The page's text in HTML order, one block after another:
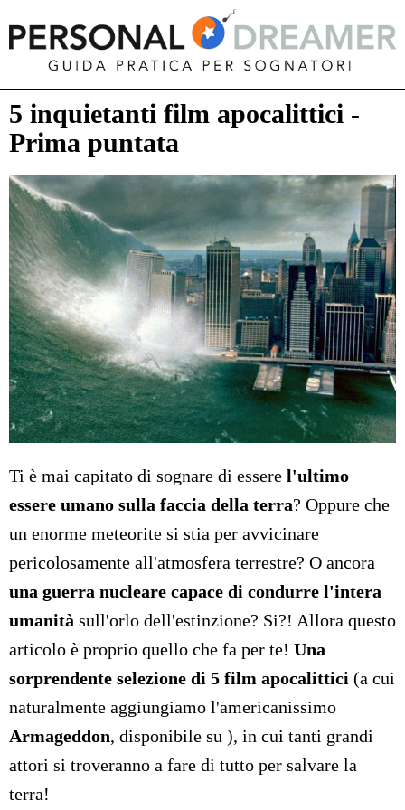
5 inquietanti film apocalittici -
Prima puntata
Ti è mai capitato di sognare di essere l'ultimo
essere umano sulla faccia della terra? Oppure che
un enorme meteorite si stia per avvicinare
pericolosamente all'atmosfera terrestre? O ancora
una guerra nucleare capace di condurre l'intera
umanità sull'orlo dell'estinzione? Si?! Allora questo
articolo è proprio quello che fa per te! Una
sorprendente selezione di 5 film apocalittici (a cui
naturalmente aggiungiamo l'americanissimo
Armageddon, disponibile su ), in cui tanti grandi
attori si troveranno a fare di tutto per salvare la
terra!